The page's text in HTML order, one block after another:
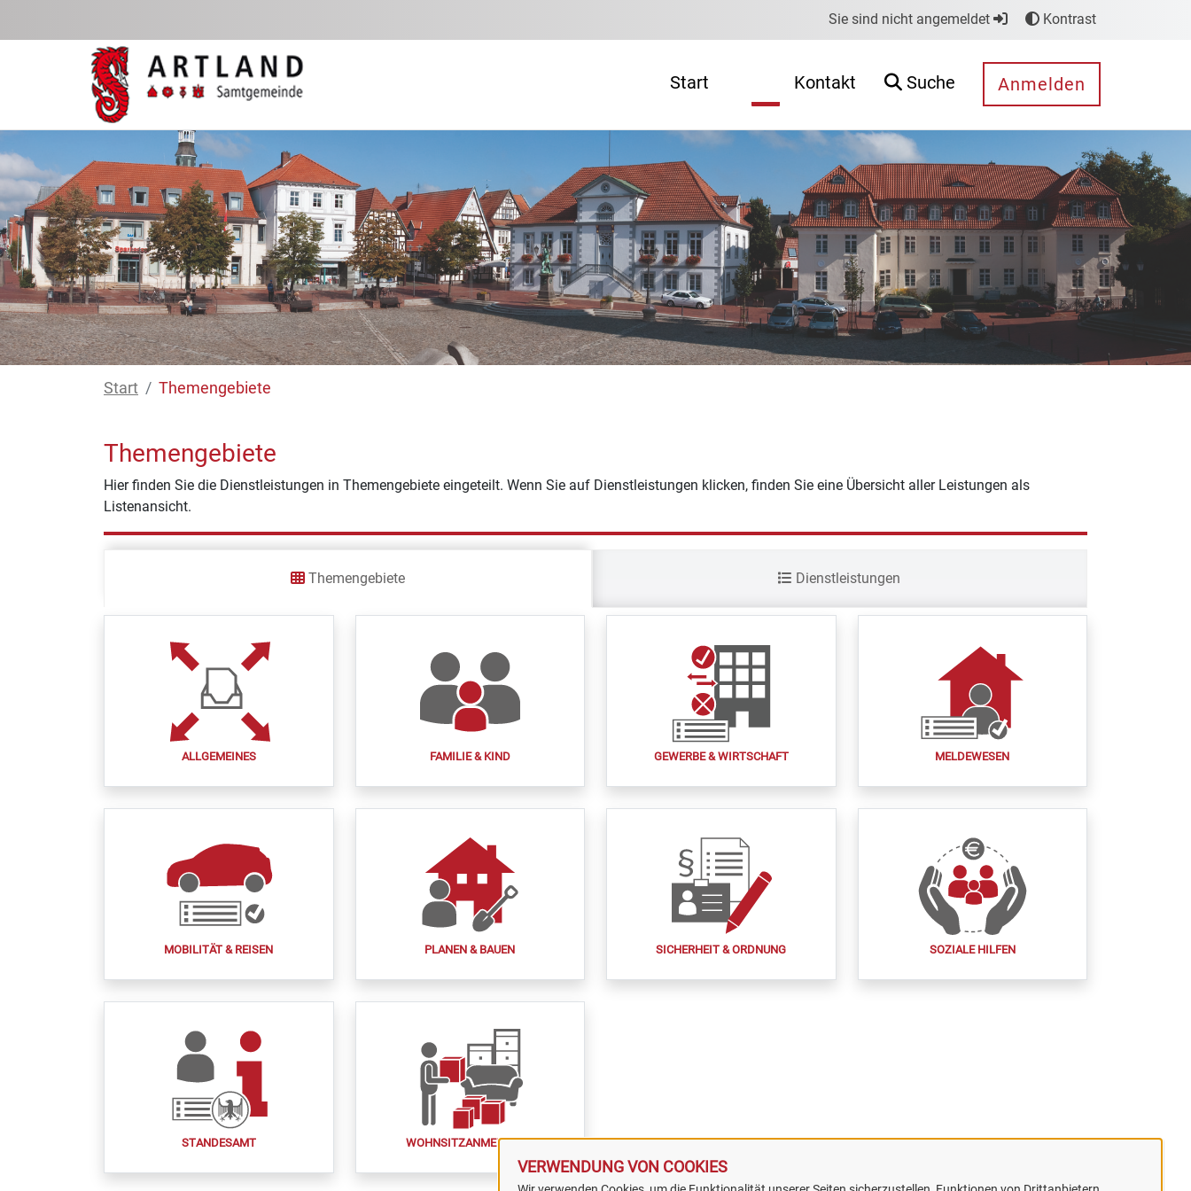
VERWENDUNG VON COOKIES
Sie sind nicht angemeldet Kontrast
Start Kontakt Suche Anmelden
Start Themengebiete
Themengebiete
Hier finden Sie die Dienstleistungen in Themengebiete eingeteilt. Wenn Sie auf Dienstleistungen klicken, finden Sie eine Übersicht aller Leistungen als
Listenansicht.
Themengebiete Dienstleistungen
ALLGEMEINES FAMILIE & KIND GEWERBE & WIRTSCHAFT MELDEWESEN
MOBILITÄT & REISEN PLANEN & BAUEN SICHERHEIT & ORDNUNG SOZIALE HILFEN
STANDESAMT WOHNSITZANMELDUNG